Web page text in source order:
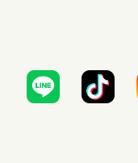
2022年10月 (1)